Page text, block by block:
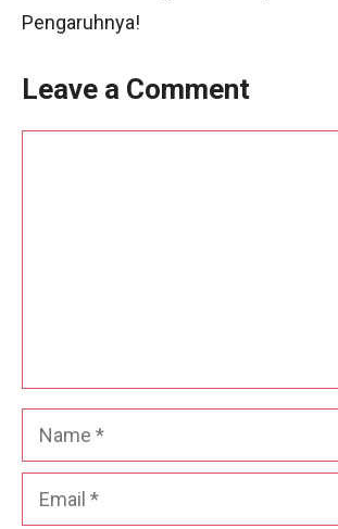
Pengaruhnya!
Leave a Comment